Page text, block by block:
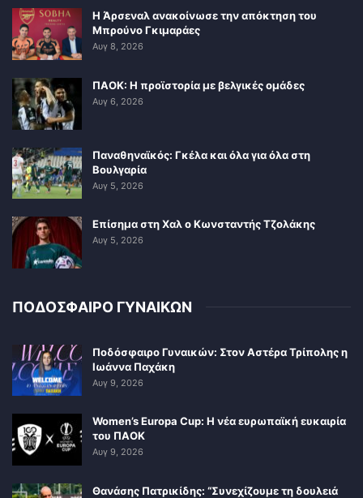
Η Άρσεναλ ανακοίνωσε την απόκτηση του
Μπρούνο Γκιμαράες
Αυγ 8, 2026
ΠΑΟΚ: Η προϊστορία με βελγικές ομάδες
Αυγ 6, 2026
Παναθηναϊκός: Γκέλα και όλα για όλα στη
Βουλγαρία
Αυγ 5, 2026
Επίσημα στη Χαλ ο Κωνσταντής Τζολάκης
Αυγ 5, 2026
ΠΟΔΟΣΦΑΙΡΟ ΓΥΝΑΙΚΩΝ
Ποδόσφαιρο Γυναικών: Στον Αστέρα Τρίπολης η
Ιωάννα Παχάκη
Αυγ 9, 2026
Women’s Europa Cup: Η νέα ευρωπαϊκή ευκαιρία
του ΠΑΟΚ
Αυγ 9, 2026
Θανάσης Πατρικίδης: “Συνεχίζουμε τη δουλειά